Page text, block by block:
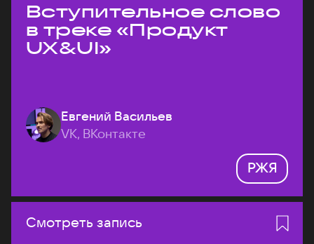
Вступительное слово
в треке «Продукт
UX&UI»
Евгений Васильев
VK, ВКонтакте
РЖЯ
Смотреть запись